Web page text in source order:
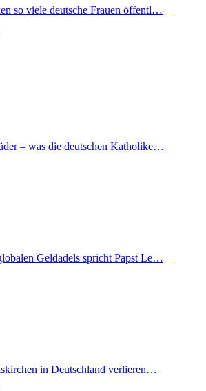
so viele deutsche Frauen öffentl…
– was die deutschen Katholike…
Geldadels spricht Papst Le…
in Deutschland verlieren…